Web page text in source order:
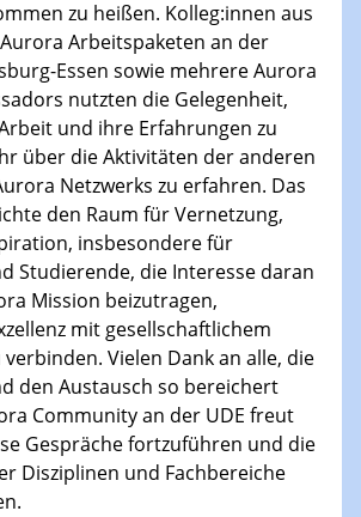
Mitglieder der Aurora UDE
Treffen zusammen, um sich
auszutauschen und neue
zu heißen. Kolleg:innen aus
Arbeitspaketen an der
Essen sowie mehrere Aurora
nutzten die Gelegenheit,
und ihre Erfahrungen zu
über die Aktivitäten der anderen
Netzwerks zu erfahren. Das
den Raum für Vernetzung,
insbesondere für
Studierende, die Interesse daran
Mission beizutragen,
mit gesellschaftlichem